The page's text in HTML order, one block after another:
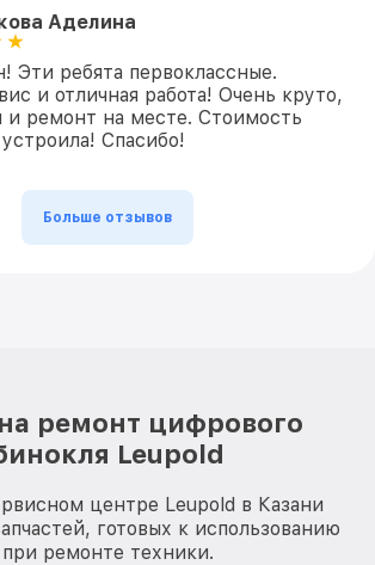
Аделина
Эти ребята первоклассные.
и отличная работа! Очень круто,
ремонт на месте. Стоимость
Спасибо!
Больше отзывов
ремонт цифрового
Leupold
центре Leupold в Казани
готовых к использованию
при ремонте техники.